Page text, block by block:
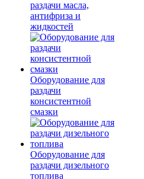
раздачи масла,
антифриза и
жидкостей
Оборудование для
раздачи
консистентной
смазки
Оборудование для
раздачи дизельного
топлива